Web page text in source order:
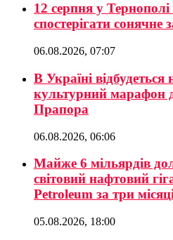
12 серпня у
спостерігати сонячне
06.08.2026, 07:07
В Україні
культурний марафон
Прапора
06.08.2026, 06:06
Майже 6 мільярдів
світовий нафтовий
Petroleum за три
05.08.2026, 18:00